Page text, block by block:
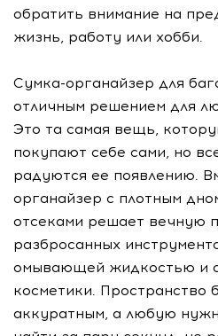
обратить внимание на
жизнь, работу или хобби.
Сумка-органайзер для
отличным решением для
Это та самая вещь,
покупают себе сами, но
радуются ее появлению.
органайзер с плотным
отсеками решает вечную
разбросанных
омывающей жидкостью и
косметики. Пространство
аккуратным, а любую